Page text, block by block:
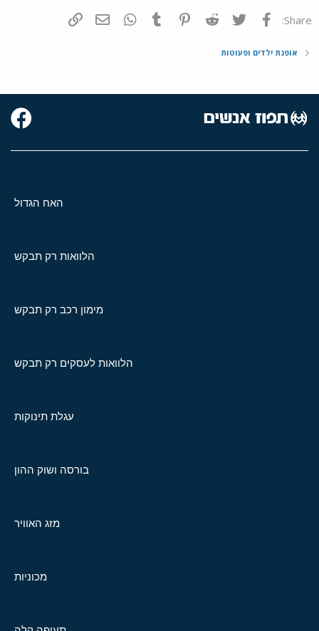
Share: פייסבוק Twitter
Reddit
Pinterest
Tumblr
WhatsAppדואר אלקטרוני
אופנת ילדים ופעוטות
האח הגדול
הלוואות רק תבקש
מימון רכב רק תבקש
הלוואות לעסקים רק תבקש
עגלת תינוקות
בורסה ושוק ההון
מזג האוויר
מכוניות